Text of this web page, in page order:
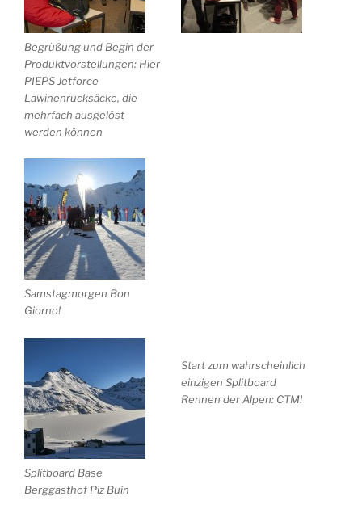
Begrüßung und Begin der
Produktvorstellungen: Hier
PIEPS Jetforce
Lawinenrucksäcke, die
mehrfach ausgelöst
werden können
Samstagmorgen Bon
Giorno!
Splitboard Base
Berggasthof Piz Buin
Start zum wahrscheinlich
einzigen Splitboard
Rennen der Alpen: CTM!